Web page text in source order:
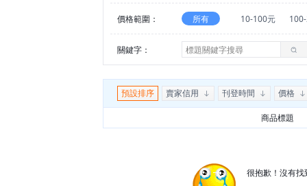
價格範圍： 所有 10-100元
關鍵字：
預設排序 賣家信用 刊登時間 價格
商品標題
很抱歉！沒有